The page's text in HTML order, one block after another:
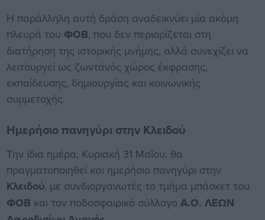
Η παράλληλη αυτή δράση αναδεικνύει μία ακόμη
πλευρά του ΦΟΒ, που δεν περιορίζεται στη
διατήρηση της ιστορικής μνήμης, αλλά συνεχίζει να
λειτουργεί ως ζωντανός χώρος έκφρασης,
εκπαίδευσης, δημιουργίας και κοινωνικής
συμμετοχής.
Ημερήσιο πανηγύρι στην Κλειδού
Την ίδια ημέρα, Κυριακή 31 Μαΐου, θα
πραγματοποιηθεί και ημερήσιο πανηγύρι στην
Κλειδού, με συνδιοργανωτές το τμήμα μπάσκετ του
ΦΟΒ και τον ποδοσφαιρικό σύλλογο Α.Ο. ΛΕΩΝ